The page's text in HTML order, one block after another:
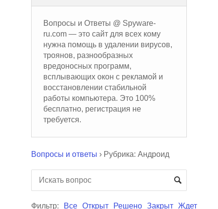
Вопросы и Ответы @ Spyware-
ru.com — это сайт для всех кому
нужна помощь в удалении вирусов,
троянов, разнообразных
вредоносных программ,
всплывающих окон с рекламой и
восстановлении стабильной
работы компьютера. Это 100%
бесплатно, регистрация не
требуется.
Вопросы и ответы › Рубрика: Андроид
Фильтр: Все Открыт Решено Закрыт Ждет